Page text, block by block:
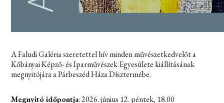
A Faludi Galéria szeretettel hív minden művészetkedvelőt a
Kőbányai Képző- és Iparművészek Egyesülete kiállításának
megnyitójára a Párbeszéd Háza Dísztermébe.
Megnyitó időpontja: 2026. június 12. péntek, 18.00